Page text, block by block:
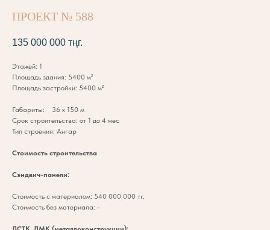
ПРОЕКТ № 588
135 000 000 тңг.
Этажей: 1
Площадь здания: 5400 м²
Площадь застройки: 5400 м²
Габариты: 36 х 150 м
Срок строительства: от 1 до 4 мес
Тип строения: Ангар
Стоимость строительства
Сэндвич-панели:
Стоимость с материалом: 540 000 000 тг.
Стоимость без материала: -